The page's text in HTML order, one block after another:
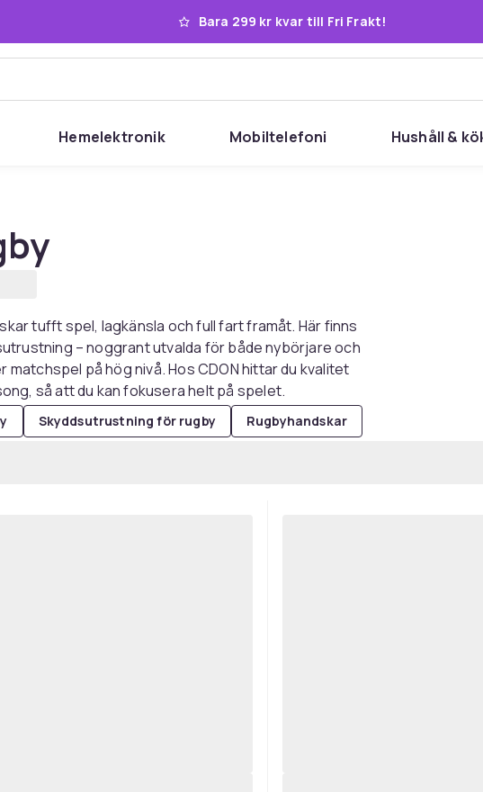
Bara 299 kr kvar till Fri Frakt!
Hemelektronik Mobiltelefoni Hushåll &
tufft spel, lagkänsla och full fart framåt. Här finns
– noggrant utvalda för både nybörjare och
på hög nivå. Hos CDON hittar du kvalitet
så att du kan fokusera helt på spelet.
Skyddsutrustning för rugby Rugbyhandskar